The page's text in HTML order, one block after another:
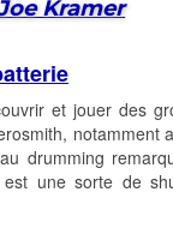
Kramer
et jouer des
notamment
drumming
est une sorte de